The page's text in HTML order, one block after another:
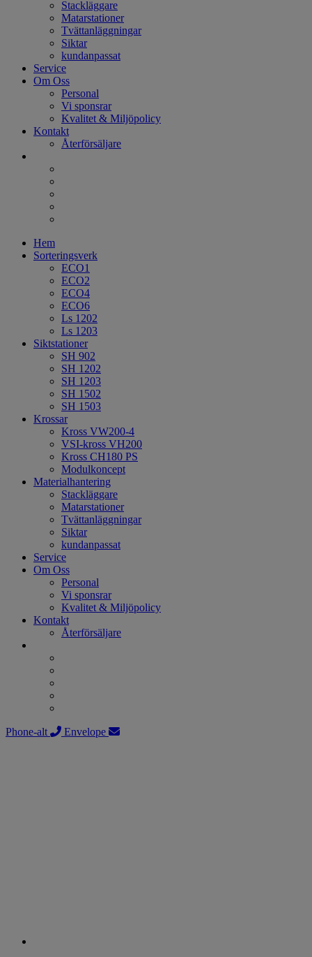
Stackläggare
Matarstationer
Tvättanläggningar
Siktar
kundanpassat
Service
Om Oss
Personal
Vi sponsrar
Kvalitet & Miljöpolicy
Kontakt
Återförsäljare
Hem
Sorteringsverk
ECO1
ECO2
ECO4
ECO6
Ls 1202
Ls 1203
Siktstationer
SH 902
SH 1202
SH 1203
SH 1502
SH 1503
Krossar
Kross VW200-4
VSI-kross VH200
Kross CH180 PS
Modulkoncept
Materialhantering
Stackläggare
Matarstationer
Tvättanläggningar
Siktar
kundanpassat
Service
Om Oss
Personal
Vi sponsrar
Kvalitet & Miljöpolicy
Kontakt
Återförsäljare
Phone-alt Envelope